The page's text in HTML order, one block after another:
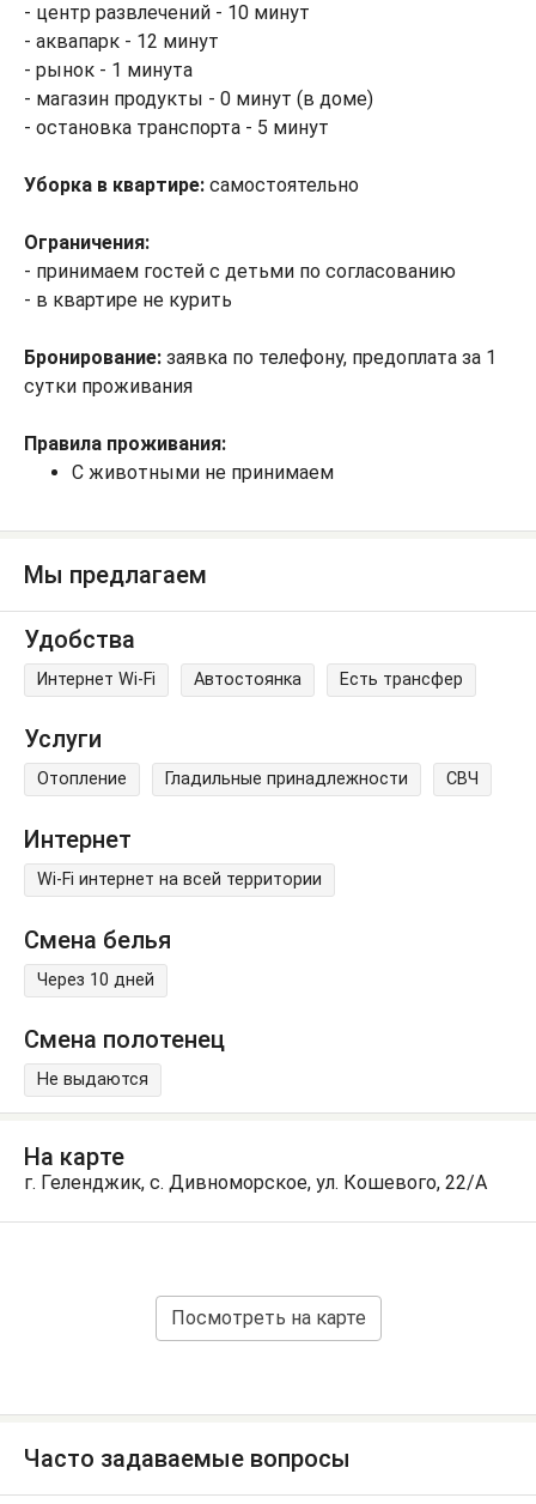
- центр развлечений - 10 минут
- аквапарк - 12 минут
- рынок - 1 минута
- магазин продукты - 0 минут (в доме)
- остановка транспорта - 5 минут
Уборка в квартире: самостоятельно
Ограничения:
- принимаем гостей с детьми по согласованию
- в квартире не курить
Бронирование: заявка по телефону, предоплата за 1
сутки проживания
Правила проживания:
С животными не принимаем
Мы предлагаем
Удобства
Интернет Wi-Fi Автостоянка Есть трансфер
Услуги
Отопление Гладильные принадлежности СВЧ
Интернет
Wi-Fi интернет на всей территории
Смена белья
Через 10 дней
Смена полотенец
Не выдаются
На карте
г. Геленджик, с. Дивноморское, ул. Кошевого, 22/А
Посмотреть на карте
Часто задаваемые вопросы